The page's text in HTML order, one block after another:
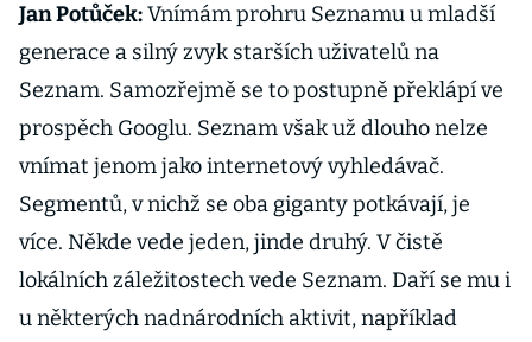
Jan Potůček:Vnímám prohru Seznamu u mladší
generace a silný zvyk starších uživatelů na
Seznam. Samozřejmě se to postupně překlápí ve
prospěch Googlu. Seznam však už dlouho nelze
vnímat jenom jako internetový vyhledávač.
Segmentů, v nichž se oba giganty potkávají, je
více. Někde vede jeden, jinde druhý. V čistě
lokálních záležitostech vede Seznam. Daří se mu i
u některých nadnárodních aktivit, například